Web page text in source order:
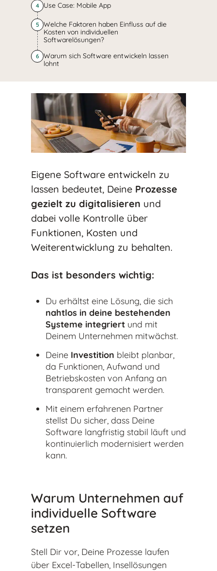
4 Use Case: Mobile App
5
Welche Faktoren haben Einfluss auf die
Kosten von individuellen
Softwarelösungen?
6
Warum sich Software entwickeln lassen
lohnt
Eigene Software entwickeln zu
lassen bedeutet, Deine Prozesse
gezielt zu digitalisieren und
dabei volle Kontrolle über
Funktionen, Kosten und
Weiterentwicklung zu behalten.
Das ist besonders wichtig:
Du erhältst eine Lösung, die sich
nahtlos in deine bestehenden
Systeme integriert und mit
Deinem Unternehmen mitwächst.
Deine Investition bleibt planbar,
da Funktionen, Aufwand und
Betriebskosten von Anfang an
transparent gemacht werden.
Mit einem erfahrenen Partner
stellst Du sicher, dass Deine
Software langfristig stabil läuft und
kontinuierlich modernisiert werden
kann.
Warum Unternehmen auf
individuelle Software
setzen
Stell Dir vor, Deine Prozesse laufen
über Excel-Tabellen, Insellösungen